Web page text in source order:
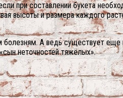
при составлении букета
высоты и размера каждого
болезням. А ведь существует еще
неточностей тяжёлых».